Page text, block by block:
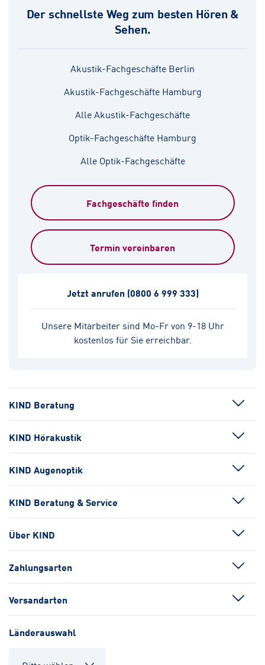
Der schnellste Weg zum besten Hören &
Sehen.
Akustik-Fachgeschäfte Berlin
Akustik-Fachgeschäfte Hamburg
Alle Akustik-Fachgeschäfte
Optik-Fachgeschäfte Hamburg
Alle Optik-Fachgeschäfte
Fachgeschäfte finden
Termin vereinbaren
Unsere Mitarbeiter sind Mo-Fr von 9-18 Uhr
kostenlos für Sie erreichbar.
Jetzt anrufen (0800 6 999 333)
KIND Beratung
KIND Hörakustik
KIND Augenoptik
KIND Beratung & Service
Über KIND
Zahlungsarten
Versandarten
Länderauswahl